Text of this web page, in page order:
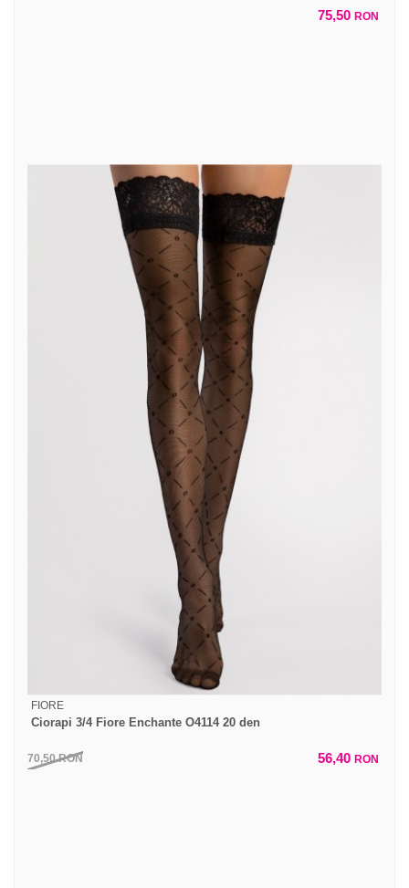
75,50 RON
FIORE
Ciorapi 3/4 Fiore Enchante O4114 20 den
70,50RON 56,40 RON